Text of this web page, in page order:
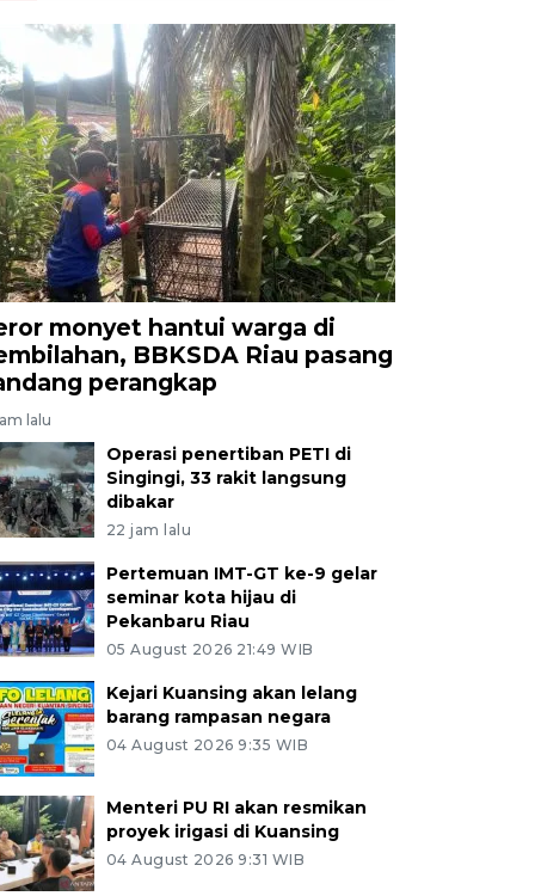
monyet hantui warga di
BBKSDA Riau pasang
perangkap
lalu
Operasi penertiban PETI di
Singingi, 33 rakit langsung
dibakar
22 jam lalu
Pertemuan IMT-GT ke-9 gelar
seminar kota hijau di
Pekanbaru Riau
05 August 2026 21:49 WIB
Kejari Kuansing akan lelang
barang rampasan negara
04 August 2026 9:35 WIB
Menteri PU RI akan resmikan
proyek irigasi di Kuansing
04 August 2026 9:31 WIB